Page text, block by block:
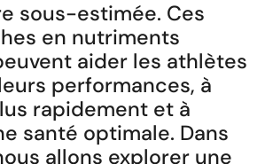
sous-estimée. Ces
en nutriments
aider les athlètes
performances, à
rapidement et à
santé optimale. Dans
allons explorer une